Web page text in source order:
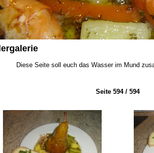
Diese Seite soll euch das Wasser im Mund
Seite 594 / 594